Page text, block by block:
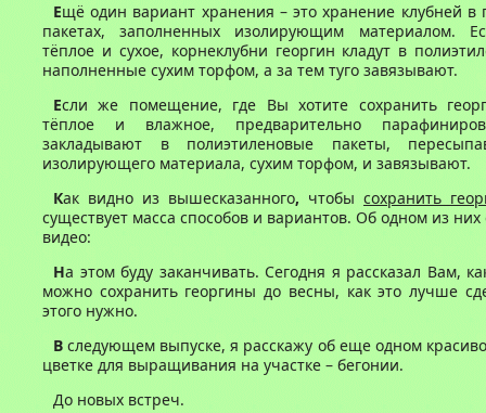
Ещё один вариант хранения – это хранение клубней в
пакетах, заполненных изолирующим материалом.
тёплое и сухое, корнеклубни георгин кладут в
наполненные сухим торфом, а за тем туго завязывают.
Если же помещение, где Вы хотите сохранить
тёплое и влажное, предварительно
закладывают в полиэтиленовые пакеты,
изолирующего материала, сухим торфом, и завязывают.
Как видно из вышесказанного, чтобы сохранить
существует масса способов и вариантов. Об одном из них
видео:
На этом буду заканчивать. Сегодня я рассказал Вам,
можно сохранить георгины до весны, как это лучше
этого нужно.
В следующем выпуске, я расскажу об еще одном
цветке для выращивания на участке – бегонии.
До новых встреч.